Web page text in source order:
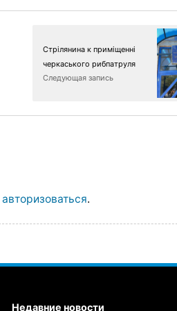
Стрілянина к приміщенні
черкаського рибпатруля
Следующая запись
авторизоваться.
Недавние новости